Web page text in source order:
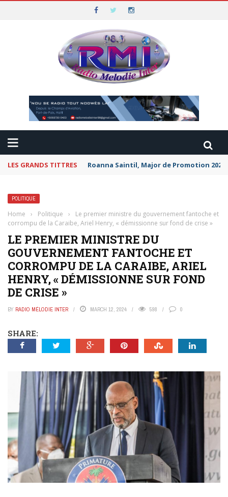
LES GRANDS TITTRES Roanna Saintil, Major de Promotion
POLITIQUE
Home › Politique ›
Le premier ministre du gouvernement fantoche et
corrompu de la Caraibe, Ariel Henry, « démissionne sur fond de crise »
LE PREMIER MINISTRE DU
GOUVERNEMENT FANTOCHE ET
CORROMPU DE LA CARAIBE, ARIEL
HENRY, « DÉMISSIONNE SUR FOND
DE CRISE »
BY RADIO MÉLODIE INTER MARCH 12, 2024 598 0
SHARE: